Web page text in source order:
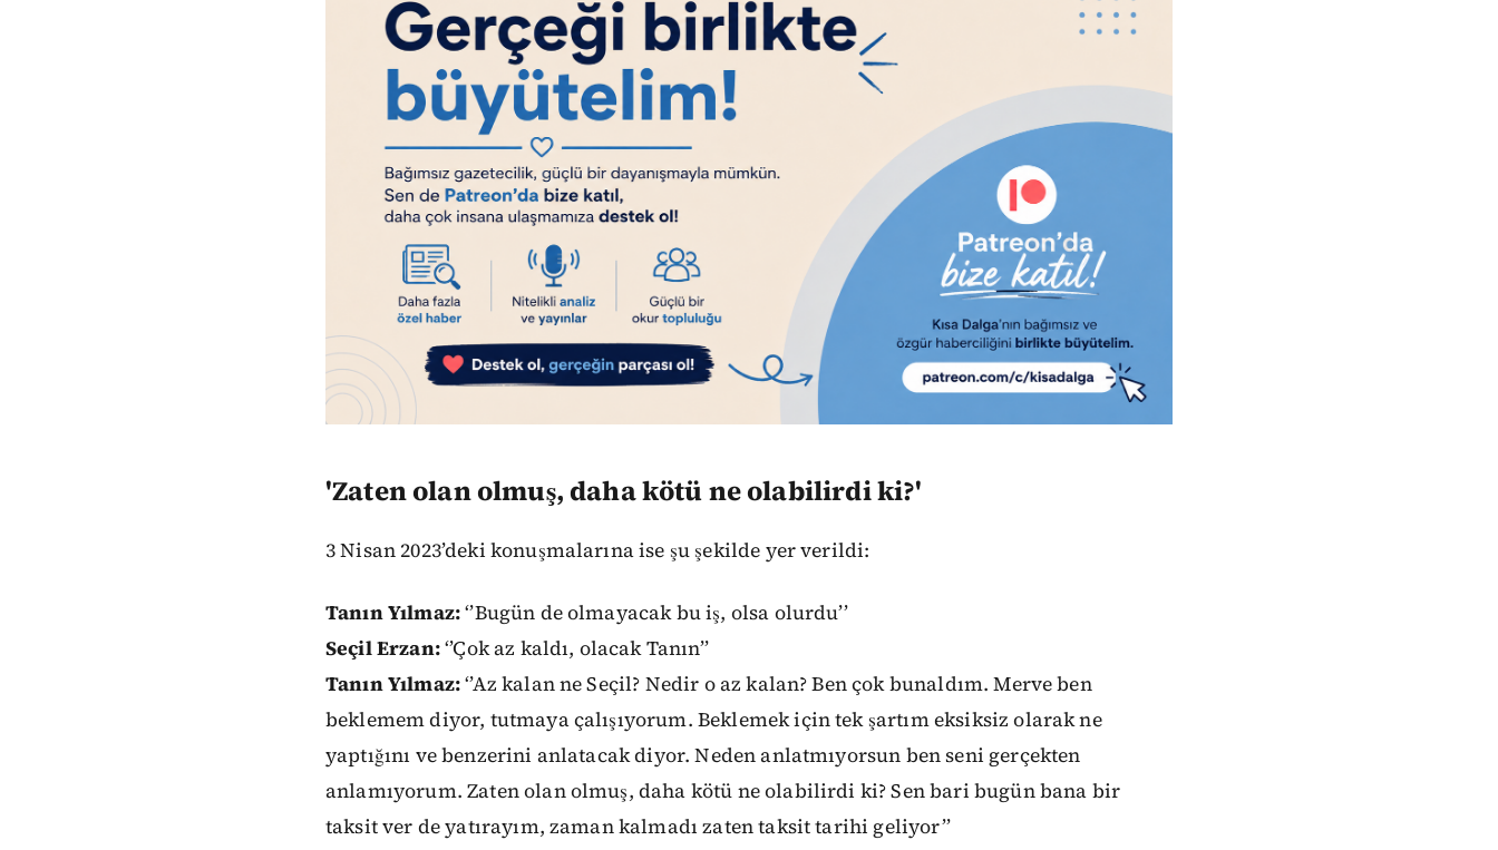
'Zaten olan olmuş, daha kötü ne olabilirdi ki?'
3 Nisan 2023’deki konuşmalarına ise şu şekilde yer verildi:
Tanın Yılmaz:‘’Bugün de olmayacak bu iş, olsa olurdu’’
Seçil Erzan:‘’Çok az kaldı, olacak Tanın’’
Tanın Yılmaz:‘’Az kalan ne Seçil? Nedir o az kalan? Ben çok bunaldım. Merve ben
beklemem diyor, tutmaya çalışıyorum. Beklemek için tek şartım eksiksiz olarak ne
yaptığını ve benzerini anlatacak diyor. Neden anlatmıyorsun ben seni gerçekten
anlamıyorum. Zaten olan olmuş, daha kötü ne olabilirdi ki? Sen bari bugün bana bir
taksit ver de yatırayım, zaman kalmadı zaten taksit tarihi geliyor’’